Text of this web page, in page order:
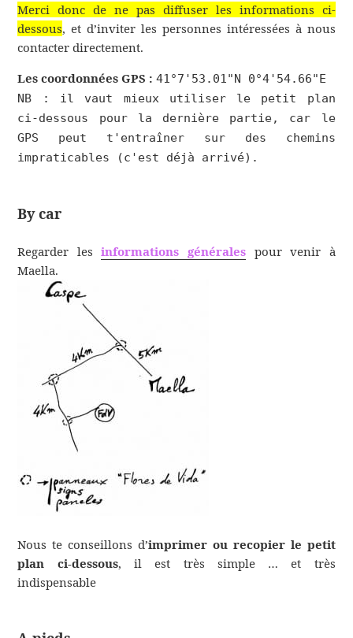
Merci donc de ne pas diffuser les informations ci-
dessous, et d’inviter les personnes intéressées à nous
contacter directement.
Les coordonnées GPS : 41°7'53.01"N 0°4'54.66"E
NB : il vaut mieux utiliser le petit plan
ci-dessous pour la dernière partie, car le
GPS peut t'entraîner sur des chemins
impraticables (c'est déjà arrivé).
By car
Regarder lesinformations générales pour venir à
Maella.
Nous te conseillons d’imprimer ou recopier le petit
plan ci-dessous, il est très simple … et très
indispensable